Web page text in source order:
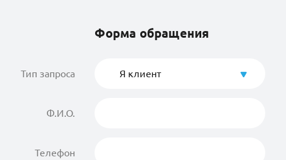
Форма обращения
Тип запроса Я клиент
Ф.И.О.
Телефон